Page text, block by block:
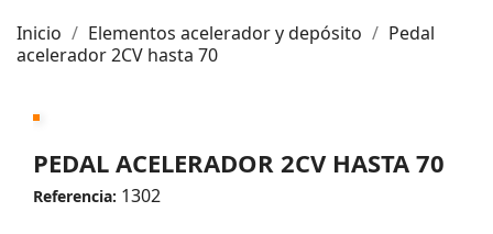
Inicio Elementos acelerador y depósito
Pedal
acelerador 2CV hasta 70
PEDAL ACELERADOR 2CV HASTA 70
Referencia: 1302